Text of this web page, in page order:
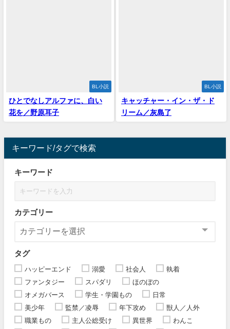
BL小説
ひとでなしアルファに、白い
花を／野原耳子
BL小説
キャッチャー・イン・ザ・ド
リーム／灰島了
キーワード/タグで検索
キーワード
カテゴリー
タグ
ハッピーエンド 溺愛 社会人
執着
ファンタジー
スパダリ
ほのぼの
オメガバース
学生・学園もの
日常
美少年
監禁／凌辱 年下攻め
獣人／人外
職業もの
主人公総受け 異世界
わんこ